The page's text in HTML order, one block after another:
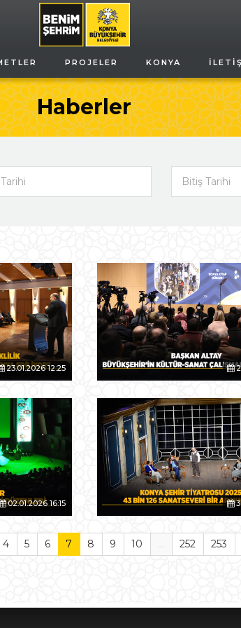
PROJELER KONYA
Haberler
23.01.2026 12:25
02.01.2026 16:15
4 5 6 7 8 9 10 ... 252 253